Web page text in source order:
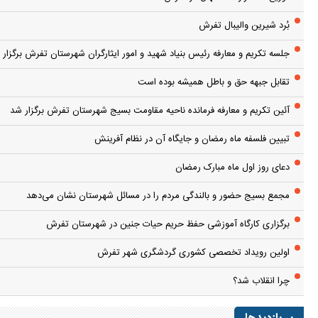
بُرد شیرین والیبال تفرش
جلسه تکریم و معارفه رئیس بنیاد شهید و امور ایثارگران شهرستان تفرش
تقابل جبهه حق و باطل همیشه بوده است
آئین تکریم و معارفه فرمانده ناحیه مقاومت بسیج شهرستان تفرش برگزار شد
تبیین فلسفه ماه رمضان و جایگاه آن در نظام آفرینش
دعای روز اول ماه مبارک رمضان
مجمع بسیج حضور و بالندگی مردم را در مسائل شهرستان نشان می‌دهد
برگزاری کارگاه آموزشی حفظ حریم حیات جنین در شهرستان تفرش
اولین رویداد تخصصی کشوری گردشگری شهر تفرش
چرا انقلاب شد؟